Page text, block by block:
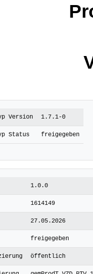
Version 1.7.1-0
Status freigegeben
1.0.0
1614149
27.05.2026
freigegeben
öffentlich